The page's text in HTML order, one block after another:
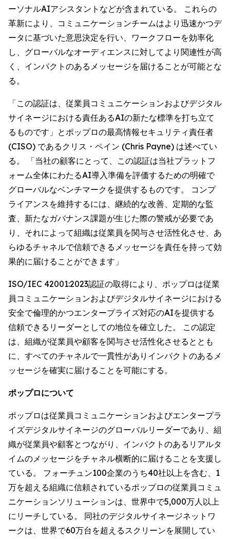
ーソナルAIアシスタントなどが含まれている。 これらの
革新により、コミュニケーションチームはより迅速かつデ
ータに基づいた意思決定を行い、ワークフローを効率化
し、グローバルなオーディエンスに対してより関連性が高
く、インパクトのあるメッセージを届けることが可能とな
る。
「この認証は、従業員コミュニケーションおよびデジタル
サイネージにおける責任あるAIの新たな標準を打ち立て
るものです」とポップロの最高情報セキュリティ責任者
(CISO) であるクリス・ペイン (Chris Payne) は述べてい
る。 「当社の顧客にとって、この認証は当社プラットフ
ォーム全体にわたるAI導入準備を評価するための明確で
グローバルなベンチマークを提供するものです。 コンプ
ライアンスを維持するには、継続的な改善、定期的な監
査、新たなガバナンス課題が生じた際の警戒が必要であ
り、それによって組織は従業員を関与させ活性化させ、あ
らゆるチャネルで信頼できるメッセージを責任を持って効
果的に届けることができます」
ISO/IEC 42001:2023認証の取得により、ポップロは従業
員コミュニケーションおよびデジタルサイネージにおける
安全で倫理的かつエンタープライズ対応のAIを提供する
信頼できるリーダーとしての地位を確立した。 この認定
は、組織が従業員や顧客を関与させ活性化させるととも
に、すべてのチャネルで一貫性がありインパクトのあるメ
ッセージを確実に届けることを可能にする。
ポップロについて
ポップロは従業員コミュニケーションおよびエンタープラ
イズデジタルサイネージのグローバルリーダーであり、組
織が従業員や顧客とつながり、インパクトのあるリアルタ
イムのメッセージをチャネル横断的に届けることを支援し
ている。 フォーチュン100企業のうち40社以上を含む、1
万を超える組織に信頼されているポップロの従業員コミュ
ニケーションソリューションは、世界中で5,000万人以上
にリーチしている。 同社のデジタルサイネージネットワ
ークは、世界で60万台を超えるスクリーンを展開してい